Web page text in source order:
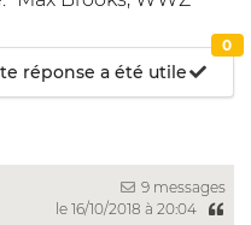
réponse a été utile
0
9 messages
le 16/10/2018 à 20:04